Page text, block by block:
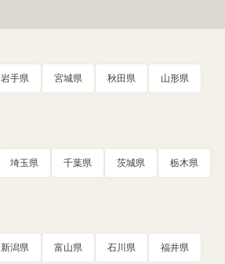
岩手県 宮城県 秋田県 山形県
埼玉県 千葉県 茨城県 栃木県
新潟県 富山県 石川県 福井県